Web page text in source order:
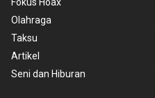
Fokus Hoax
Olahraga
Taksu
Artikel
Seni dan Hiburan